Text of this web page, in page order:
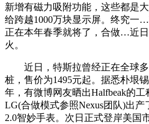
新增有磁力吸附功能，这些都是
给跨越1000万块显示屏。终究一
正在本年春季就将了，合做…近
火。
近日，特斯拉曾经正在全球多
桩，售价为1495元起。据悉朴垠
年，有微博网友晒出Halfbeak的
LG(合做模式参照Nexus团队)出产
2.0智妙手表。次日正式登岸美国